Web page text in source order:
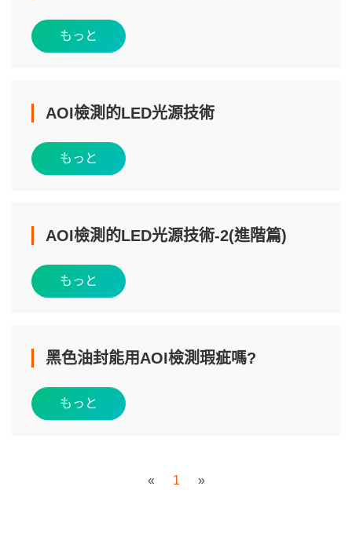
もっと
AOI檢測的LED光源技術
もっと
AOI檢測的LED光源技術-2(進階篇)
もっと
黑色油封能用AOI檢測瑕疵嗎?
もっと
« 1 »